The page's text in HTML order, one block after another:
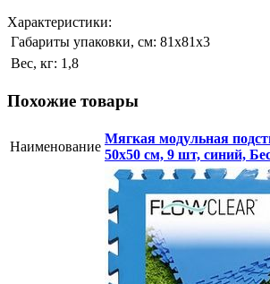
Характеристики:
Габариты упаковки, см: 81х81х3
Вес, кг: 1,8
Похожие товары
Наименование
Мягкая модульная
50х50 см, 9 шт, синий,